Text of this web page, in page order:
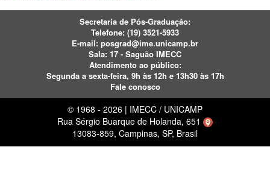
Secretaria de Pós-Graduação:
Telefone: (19) 3521-5933
E-mail: posgrad@ime.unicamp.br
Sala: 17 - Saguão IMECC
Atendimento ao público:
Segunda a sexta-feira, 9h às 12h e 13h30 às 17h
Fale conosco
© 1968 - 2026 | IMECC / UNICAMP
Rua Sérgio Buarque de Holanda, 651
13083-859, Campinas, SP, Brasil